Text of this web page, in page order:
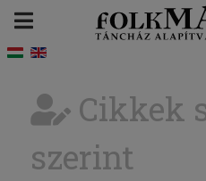
Cikkek
szerint